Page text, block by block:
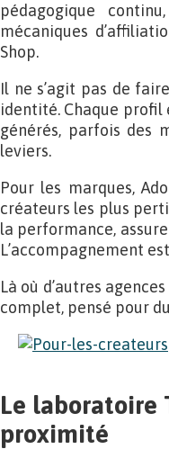
pédagogique
mécaniques
Shop.
Il ne s’agit pas de
identité. Chaque profil
générés, parfois des
leviers.
Pour les marques,
créateurs les plus
la performance,
L’accompagnement
Là où d’autres
complet, pensé pour
Le laboratoire
proximité